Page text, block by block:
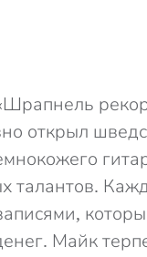
открыл
талантов.
Майк